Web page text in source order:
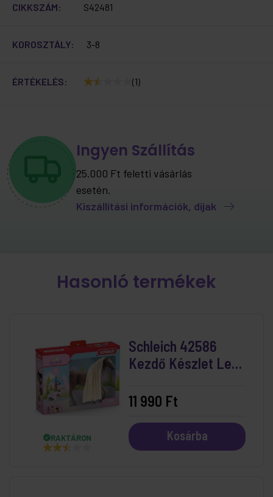
CIKKSZÁM: S42481
KOROSZTÁLY: 3-8
ÉRTÉKELÉS: (1)
Ingyen Szállítás
25.000 Ft feletti vásárlás
esetén.
Kiszállítási információk, díjak
Hasonló termékek
RAKTÁRON
Schleich 42586
Kezdő Készlet Leo
11 990 Ft
Kosárba